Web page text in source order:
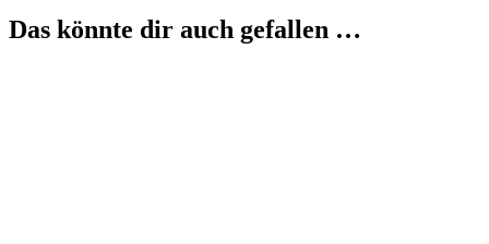
Das könnte dir auch gefallen …